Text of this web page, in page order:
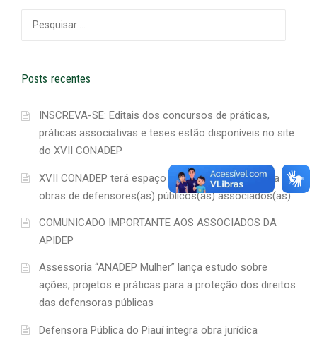
por:
Posts recentes
INSCREVA-SE: Editais dos concursos de práticas,
práticas associativas e teses estão disponíveis no site
do XVII CONADEP
XVII CONADEP terá espaço para exposição e venda de
obras de defensores(as) públicos(as) associados(as)
COMUNICADO IMPORTANTE AOS ASSOCIADOS DA
APIDEP
Assessoria “ANADEP Mulher” lança estudo sobre
ações, projetos e práticas para a proteção dos direitos
das defensoras públicas
Defensora Pública do Piauí integra obra jurídica